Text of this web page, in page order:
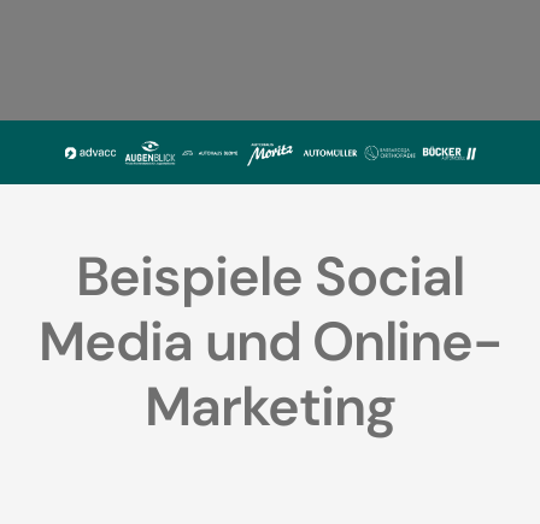
Beispiele Social
Media und Online-
Marketing